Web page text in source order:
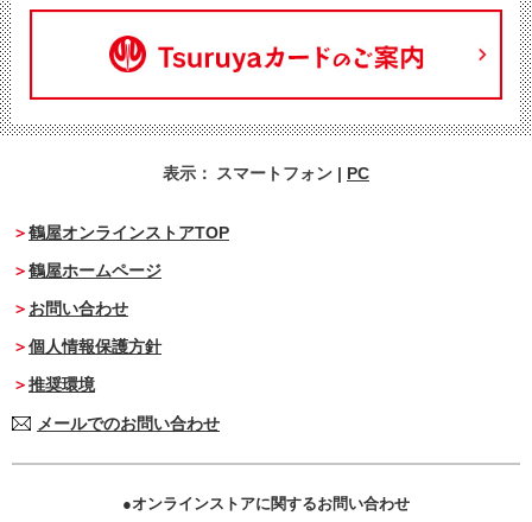
表示： スマートフォン | PC
鶴屋オンラインストアTOP
鶴屋ホームページ
お問い合わせ
個人情報保護方針
推奨環境
メールでのお問い合わせ
オンラインストアに関するお問い合わせ